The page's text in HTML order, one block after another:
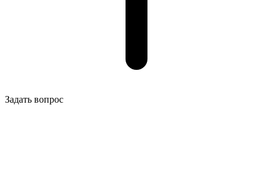
Задать вопрос